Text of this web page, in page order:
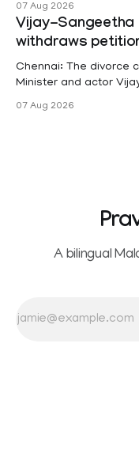
projects are eligible
hysterectomy surgery
(KSR). The court noted that since essential benefits like
maternity
07 Aug 2026
Vijay-
withdraws
Chennai: The divorce
Minister and actor
Sowrnalingam has
07 Aug 2026
A bilingual